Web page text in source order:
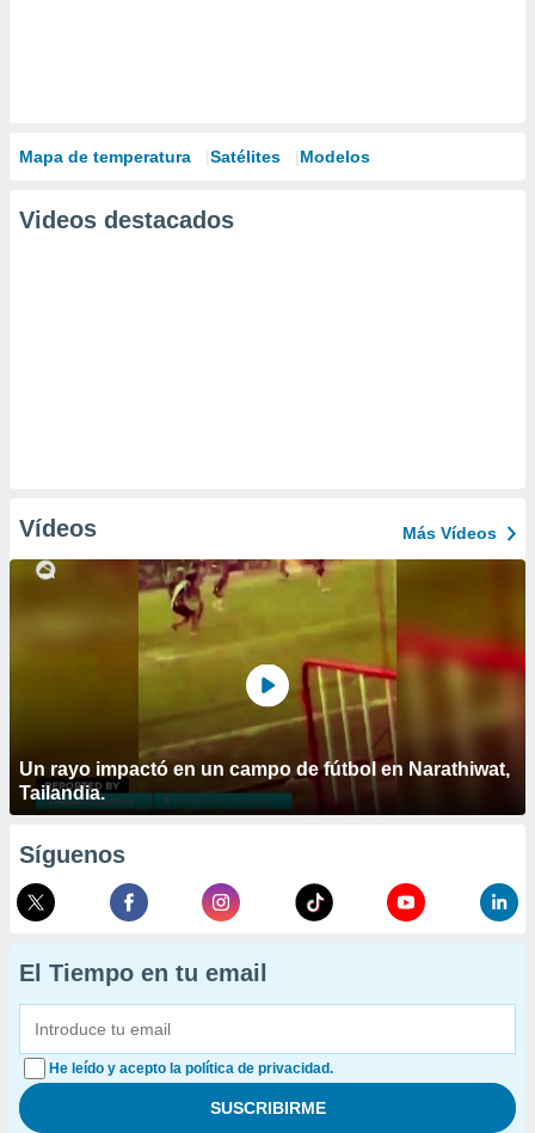
Mapa de temperatura Satélites Modelos
Videos destacados
Vídeos Más Vídeos
Un rayo impactó en un campo de fútbol en Narathiwat,
Tailandia.
Síguenos
El Tiempo en tu email
He leído y acepto la política de privacidad.